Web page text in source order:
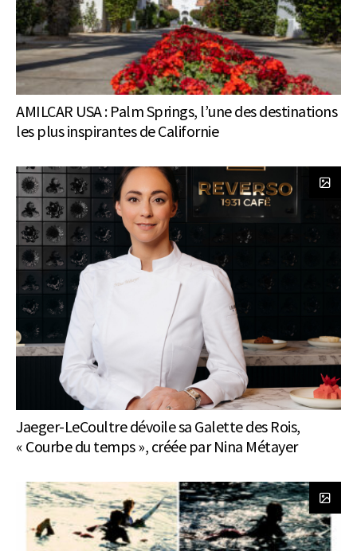
AMILCAR USA : Palm Springs, l’une des destinations
les plus inspirantes de Californie
Jaeger-LeCoultre dévoile sa Galette des Rois,
« Courbe du temps », créée par Nina Métayer